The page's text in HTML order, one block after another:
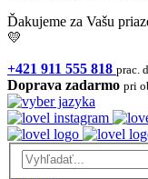
Ďakujeme za Vašu
💛
+421 911 555 818 prac.
Doprava zadarmo pri